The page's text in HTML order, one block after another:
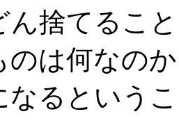
ん捨てるこ
のは何なの
なるという